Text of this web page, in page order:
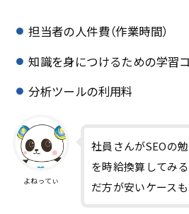
担当者の人件費（作業時間）
知識を身につけるための学習
分析ツールの利用料
よねってぃ
社員さんがSEOの
を時給換算してみ
だ方が安いケースも